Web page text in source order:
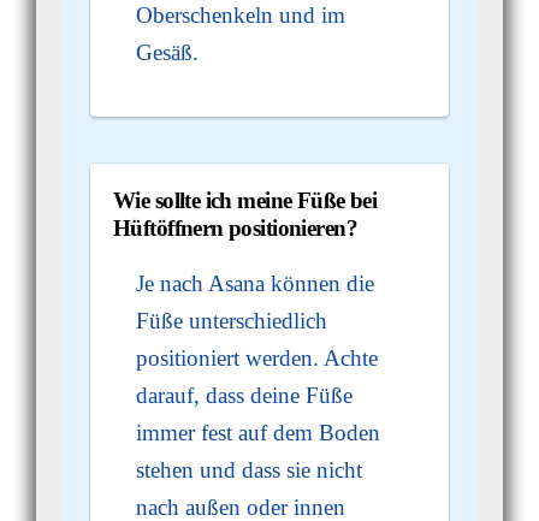
Oberschenkeln und im
Gesäß.
Wie sollte ich meine Füße bei
Hüftöffnern positionieren?
Je nach Asana können die
Füße unterschiedlich
positioniert werden. Achte
darauf, dass deine Füße
immer fest auf dem Boden
stehen und dass sie nicht
nach außen oder innen